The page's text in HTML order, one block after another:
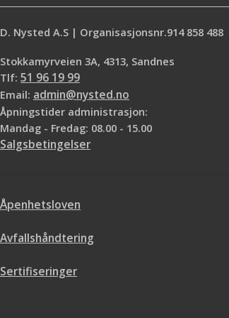
D. Nysted A.S | Organisasjonsnr.914 858 488
Stokkamyrveien 3A, 4313, Sandnes
Tlf: 51 96 19 99
Email: admin@nysted.no
Åpningstider administrasjon:
Mandag - Fredag: 08.00 - 15.00
Salgsbetingelser
Åpenhetsloven
Avfallshåndtering
Sertifiseringer